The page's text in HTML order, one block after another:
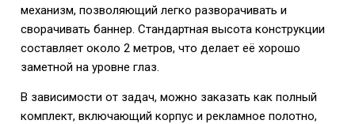
механизм, позволяющий легко разворачивать и
сворачивать баннер. Стандартная высота конструкции
составляет около 2 метров, что делает её хорошо
заметной на уровне глаз.
В зависимости от задач, можно заказать как полный
комплект, включающий корпус и рекламное полотно,